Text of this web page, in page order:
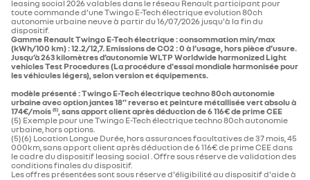
leasing social 2026 valables dans le réseau Renault participant pour
toute commande d’une Twingo E-Tech électrique evolution 80ch
autonomie urbaine neuve à partir du 16/07/2026 jusqu'à la fin du
dispositif.
Gamme Renault Twingo E-Tech électrique : consommation min/max
(kWh/100 km) : 12.2/12,7. Emissions de CO2 : 0 à l’usage, hors pièce d’usure.
Jusqu’à 263 kilomètres d’autonomie WLTP Worldwide harmonized Light
vehicles Test Procedures (La procédure d'essai mondiale harmonisée pour
les véhicules légers), selon version et équipements.
modèle présenté : Twingo E-Tech électrique techno 80ch autonomie
urbaine​ avec option jantes 18’’ reverso et peinture métallisée vert absolu à
174€/mois (5), sans apport client après déduction de 6 116€ de prime CEE
(5) Exemple pour une Twingo E-Tech électrique techno 80ch autonomie
urbaine​, hors options.
(5)(6) Location Longue Durée, hors assurances facultatives de 37 mois, 45
000km, sans apport client après déduction de 6 116€ de prime CEE dans
le cadre du dispositif leasing social . Offre sous réserve de validation des
conditions finales du dispositif.
Les offres présentées sont sous réserve d'éligibilité au dispositif d'aide à